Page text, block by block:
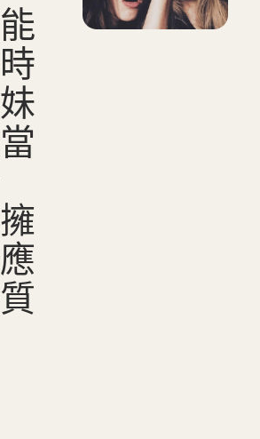
能
時
妹
當
擁
應
質